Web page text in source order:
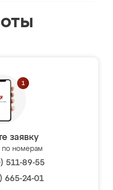
заявку
по номерам
511-89-55
665-24-01